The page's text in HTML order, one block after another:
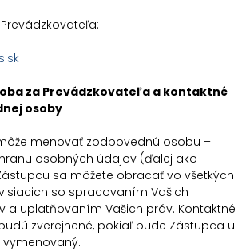
za Prevádzkovateľa a kontaktné
osoby
menovať zodpovednú osobu –
osobných údajov (ďalej ako
sa môžete obracať vo všetkých
so spracovaním Vašich
a uplatňovaním Vašich práv. Kontaktné
zverejnené, pokiaľ bude Zástupca u